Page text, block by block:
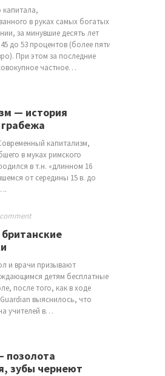
капитала,
в руках самых богатых
за минувшие десять лет
до 53 процентов (более пяти
При этом за последние
частное…
— история
капитализм,
в муках римского
в т.н. «длинном 16
от середины 15 в. до
и врачи призывают
детям бесплатные
после того, как в ходе
выяснилось, что
учителей в…
позолота
зубы чернеют